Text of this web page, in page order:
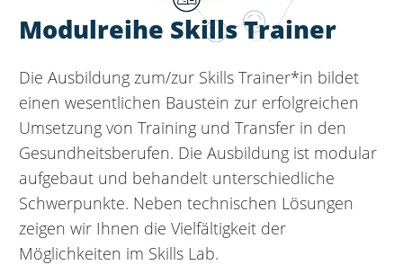
Modulreihe Skills Trainer
Die Ausbildung zum/zur Skills Trainer*in bildet
einen wesentlichen Baustein zur erfolgreichen
Umsetzung von Training und Transfer in den
Gesundheitsberufen. Die Ausbildung ist modular
aufgebaut und behandelt unterschiedliche
Schwerpunkte. Neben technischen Lösungen
zeigen wir Ihnen die Vielfältigkeit der
Möglichkeiten im Skills Lab.